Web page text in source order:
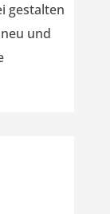
gestalten
und